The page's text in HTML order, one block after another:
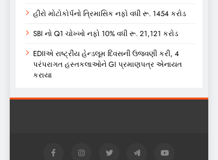
હીરો મોટોકોર્પનો ત્રિમાસિક નફો વધી રૂ. 1454 કરોડ
SBI નો Q1 ચોખ્ખો નફો 10% વધી રૂ. 21,121 કરોડ
EDIIએ રાષ્ટ્રીય હેન્ડલૂમ દિવસની ઉજવણી કરી, 4
પરંપરાગત હસ્તકલાઓને GI પ્રમાણપત્ર એનાયત
કરાયા